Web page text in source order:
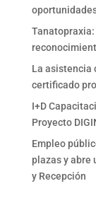
La asistencia
certificado
I+D
Proyecto
Empleo
plazas y abre
y Recepción